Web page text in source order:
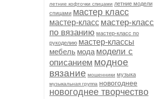
летние кофточки спицами летние модели
спицами мастер класс
мастер-класс мастер-класс
по вязанию мастер-класс по
рукоделию мастер-классы
мебель мода модели с
описанием модное
вязание мошенники музыка
музыкальная группа новогоднее
новогоднее творчество